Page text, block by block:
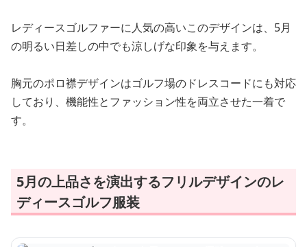
レディースゴルファーに人気の高いこのデザインは、5月
の明るい日差しの中でも涼しげな印象を与えます。
胸元のポロ襟デザインはゴルフ場のドレスコードにも対応
しており、機能性とファッション性を両立させた一着で
す。
5月の上品さを演出するフリルデザインのレ
ディースゴルフ服装